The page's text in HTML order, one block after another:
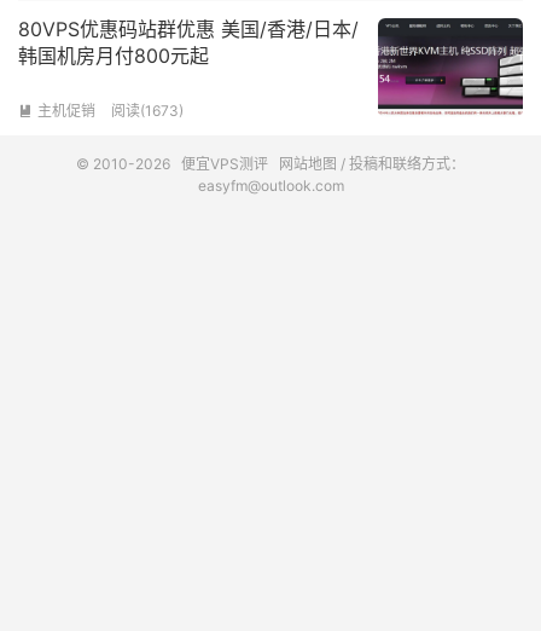
80VPS优惠码站群优惠 美国/香港/日本/
韩国机房月付800元起
 主机促销 阅读(1673)
© 2010-2026 便宜VPS测评 网站地图 / 投稿和联络方式：
easyfm@outlook.com